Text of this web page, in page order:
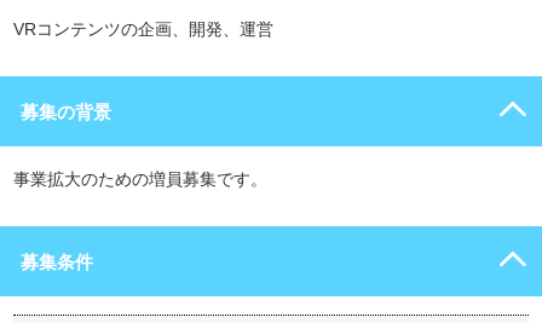
VRコンテンツの企画、開発、運営
募集の背景
事業拡大のための増員募集です。
募集条件